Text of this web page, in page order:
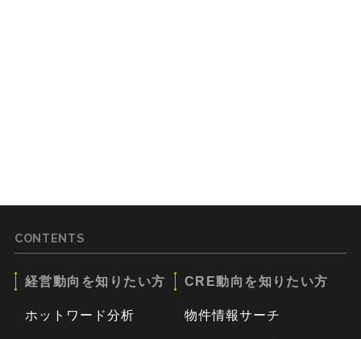
CONTENTS
経営動向を知りたい方
ホットワード分析
CRE動向を知りたい方
物件情報サーチ